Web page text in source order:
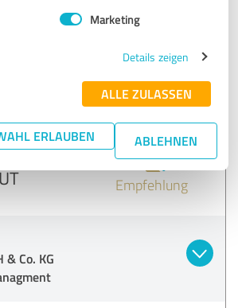
Marketing
Details zeigen
ALLE ZULASSEN
ERLAUBEN ABLEHNEN
Co. KG
Empfehlung
Co. KG